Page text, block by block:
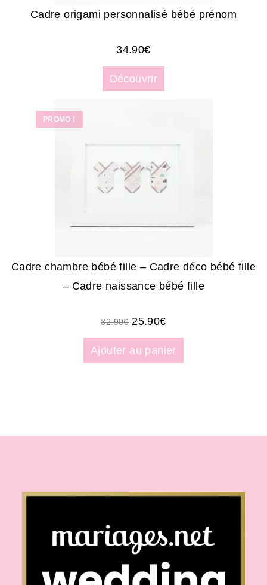
Cadre origami personnalisé bébé prénom
34.90€
Découvrir
PROMO !
Cadre chambre bébé fille – Cadre déco bébé fille
– Cadre naissance bébé fille
32.90€ 25.90€
Ajouter au panier